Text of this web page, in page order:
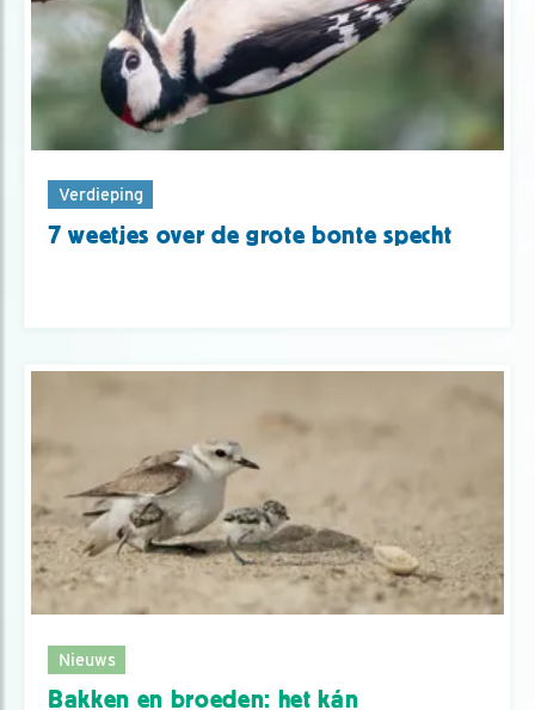
Verdieping
7 weetjes over de grote bonte specht
Nieuws
Bakken en broeden: het kán